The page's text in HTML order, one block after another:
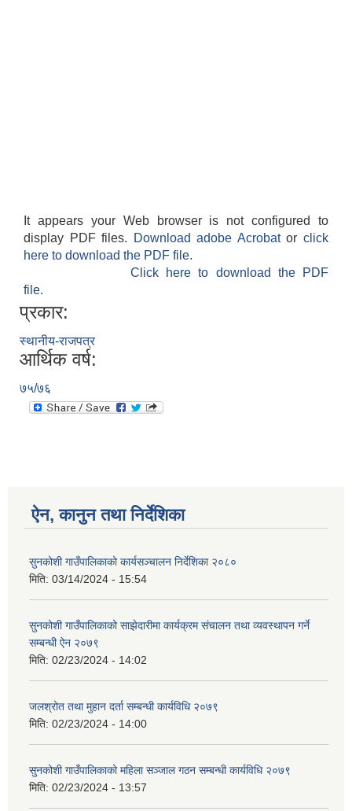
It appears your Web browser is not configured to
display PDF files.
Download adobe Acrobatorclick
here to download the PDF file.
Click here to download the PDF
file.
प्रकार:
स्थानीय-राजपत्र
आर्थिक वर्ष:
७५/७६
ऐन, कानुन तथा निर्देशिका
सुनकोशी गाउँपालिकाको कार्यसञ्चालन निर्देशिका २०८०
मिति: 03/14/2024 - 15:54
सुनकोशी गाउँपालिकाको साझेदारीमा कार्यक्रम संचालन तथा व्यवस्थापन गर्ने
सम्बन्धी ऐन २०७९
मिति: 02/23/2024 - 14:02
जलश्रोत तथा मुहान दर्ता सम्बन्धी कार्यविधि २०७९
मिति: 02/23/2024 - 14:00
सुनकोशी गाउँपालिकाको महिला सञ्जाल गठन सम्बन्धी कार्यविधि २०७९
मिति: 02/23/2024 - 13:57